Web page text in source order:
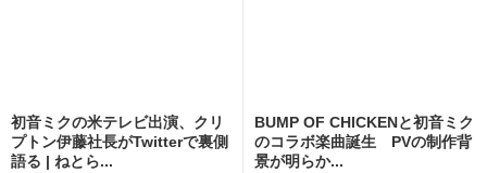
初音ミクの米テレビ出演、クリ
プトン伊藤社長がTwitterで裏側
語る | ねとら...
BUMP OF CHICKENと初音ミク
のコラボ楽曲誕生 PVの制作背
景が明らか...